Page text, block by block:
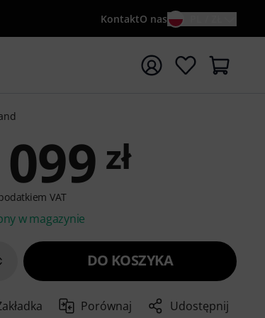
KontaktO nas
od słowa kluczowego {searchTerm}
zł
VAT
w magazynie
DO KOSZYKA
Porównaj Udostępnij